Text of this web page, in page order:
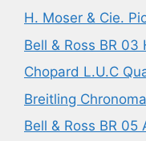
H. Moser & Cie.
Bell & Ross BR 03
Chopard L.U.C
Breitling
Bell & Ross BR 05